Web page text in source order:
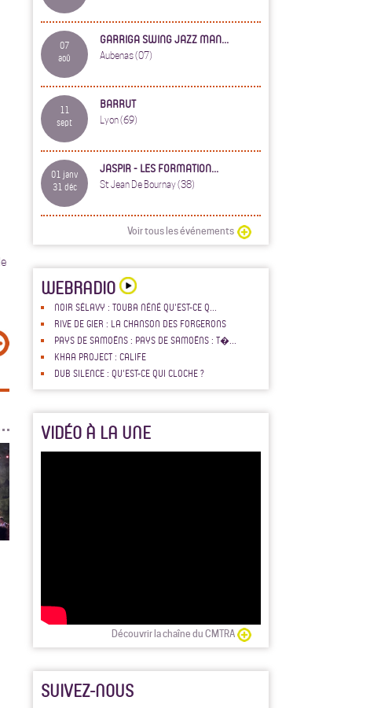
e
07
aoû
GARRIGA SWING JAZZ MAN...
Aubenas (07)
11
sept
BARRUT
Lyon (69)
01 janv
31 déc
JASPIR - LES FORMATION...
St Jean De Bournay (38)
Voir tous les événements
WEBRADIO
NOIR SÉLAVY : TOUBA NÉNÉ QU'EST-CE Q...
RIVE DE GIER : LA CHANSON DES FORGERONS
PAYS DE SAMOËNS : PAYS DE SAMOËNS : T�...
KHAA PROJECT : CALIFE
DUB SILENCE : QU'EST-CE QUI CLOCHE ?
VIDÉO À LA UNE
Découvrir la chaîne du CMTRA
SUIVEZ-NOUS